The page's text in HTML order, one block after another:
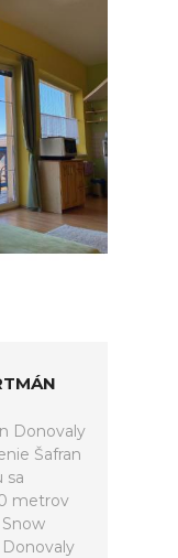
Donovaly
Šafran
sa
metrov